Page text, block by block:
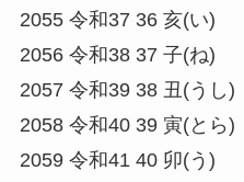
2055 令和37 36 亥(い)
2056 令和38 37 子(ね)
2057 令和39 38 丑(うし)
2058 令和40 39 寅(とら)
2059 令和41 40 卯(う)